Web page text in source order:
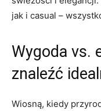
jak i casual –
Wygoda vs.
znaleźć
Wiosną, kiedy